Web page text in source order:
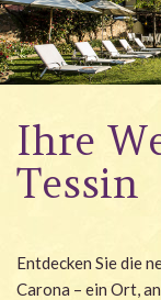
Kulinarik
Wellness
Garten
Angebote
#villacarona
Ihre
Tessin
Entdecken Sie die
Carona – ein Ort,